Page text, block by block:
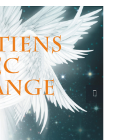
Brigitte
2022 –